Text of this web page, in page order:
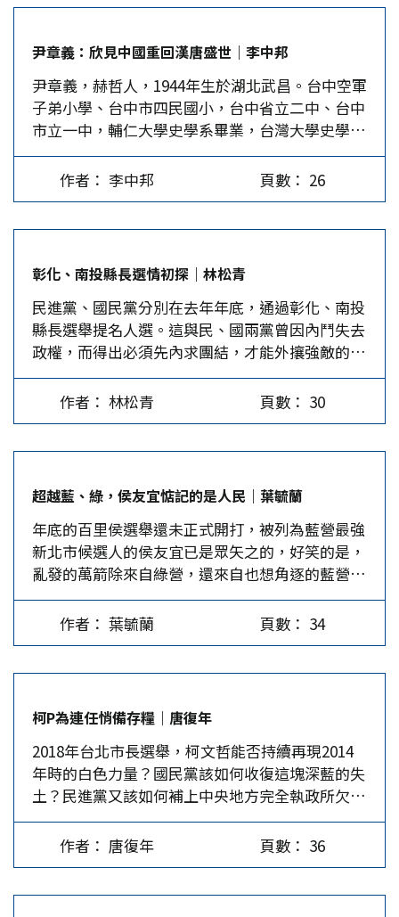
網站上做了公告，國台辦發言人也兩度說明如下。
第一，海峽西岸空域是大陸長三角往返珠三角地
區，以及港澳、東南亞等地區的空中交通要道，兩
岸空中直達航路也經過該地區。開通M503北上及
銜接航線，是為緩解該地區航班快速增長的壓力，
保證飛行安全，減少航班延誤，滿足亞太地區航空
運輸發展的需要，也有利於改善兩岸航班營運，符
合兩岸同胞的共同利益。 近年來，該區域航班快
北上航班；相關銜接線不啟用，始終制約A470航
線航班分流。據統計，2017年香港往返上海浦東的
航班，平均延誤高達103分鐘，較2016年同期增長
了5.1%。航路平均正點率僅為46%。啟用M503北
上航線及銜接航線，將有效緩解現有航線的流量壓
力。…
尹章義：欣見中國重回漢唐盛世｜李中邦
尹章義，赫哲人，1944年生於湖北武昌。台中空軍
子弟小學、台中市四民國小，台中省立二中、台中
市立一中，輔仁大學史學系畢業，台灣大學史學研
究所碩士，專攻明清史。畢業後1972年起即為輔仁
大學專任教師，2004年轉往中國文化大學史學研究
所，2017年8月退休。曾專研《漢書》，發表過
領域。1981年進而在輔仁大學開設台灣史課程，迄
今發表了359篇中英文論文、出版了42本專書，
有：《台灣近代史論》(1984)、《台灣歷史與台灣
前途(抽濃煙、喝烈酒、大聲抗議》(1988)、《台
灣開發史研究》(1989)、《大陸文化資產(文物)維
護之行政體系及相關法令之調查研究》(1994)、
《張士箱家族移民發展史：清初閩南士族移民台灣
之一個案研究》(2001)、《台灣客家史研究》
究院應用史學研究所所長、台灣佛教史研究中心主
持、兩岸關係文教基金會執行長；內政部古蹟評鑑
委員、教育部古物評鑑委員、台灣省文獻會古文書
評鑑委員，文化建設委員會諮詢委員、台北市文化
局諮詢委員，台北、板橋、士林地方法院、台北高
等法院特聘古文物鑑定人。 2013年創辦社團法人
台灣史研究會，現任理事長，迄今出版了《新店市
志》、《五股志》、《左鎮鄉志》、《林口鄉
志、田野調查方面格外出色，請問您是如何樹立自
己的研究基礎和條件？…
作者： 李中邦 頁數： 26
彰化、南投縣長選情初探｜林松青
民進黨、國民黨分別在去年年底，通過彰化、南投
縣長選舉提名人選。這與民、國兩黨曾因內鬥失去
政權，而得出必須先內求團結，才能外攘強敵的教
訓有關。 彰化縣藍營甩內鬥展團結 2014年彰化縣
長改選前，國民黨卓伯源已連任兩屆縣長了。他台
大畢業、當過立委，相貌口才又出眾，原被看好問
信、部屬紛紛遭約談，由於負面新聞不斷，打擊了
他更上層樓的形勢。 彰化地方派系慣分山、海
線，與南彰、北彰，卓伯源運籌山頭的手腕未盡隨
俗，分配資源又遭忌，他在位時就有藍營派系暗自
集結反卓陣營。 2014年底的縣長選舉，國民黨提
名立委林滄敏出戰，輸給民進黨提名的立委魏明
谷。選後傳出魏陣營認為「卓伯源未積極輔選林滄
敏，就是幫了魏明谷大忙」，卓成了國民黨敗選的
作者： 林松青 頁數： 30
超越藍、綠，侯友宜惦記的是人民｜葉毓蘭
年底的百里侯選舉還未正式開打，被列為藍營最強
新北市候選人的侯友宜已是眾矢之的，好笑的是，
亂發的萬箭除來自綠營，還來自也想角逐的藍營人
士，或自稱「正藍」或「深藍」的匿名者。 政敵
們在詆譭侯友宜時，多說侯友宜的仕途比同儕快
速，而且又是陳水扁當總統時當上警政署長，所以
年輕時期就開始努力所致，他的嶄露頭角，早在與
陳水扁認識之前，當年謝東閔副總統還送他一幅
「蕩寇安民」匾額嘉勉，即可證明。…
作者： 葉毓蘭 頁數： 34
柯P為連任悄備存糧｜唐復年
2018年台北市長選舉，柯文哲能否持續再現2014
年時的白色力量？國民黨該如何收復這塊深藍的失
土？民進黨又該如何補上中央地方完全執政所欠缺
的這一塊拚圖？ 先從台北市的選民結構來看，自
1994年台北市長恢復民選，迄今六次市長選舉，國
民黨贏得四次，民進黨一次、無黨籍一次，總的來
作者： 唐復年 頁數： 36